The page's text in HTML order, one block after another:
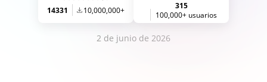
14331 10,000,000+
315
100,000+ usuarios
2 de junio de 2026